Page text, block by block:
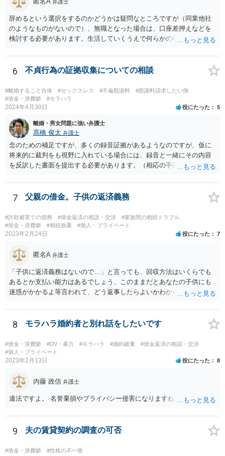
弁護士
辞めるという選択をするのかどうかは疑問なところですが（同業他社
のようなものがないので）、無職となった場合は、口座差押えなどを
検討する必要があります。生活していくうえで何らかの収入を得る必
6 不貞行為の証拠収集についての相談
#離婚すること自体 #セックスレス #不倫慰謝料
#慰謝料請求したい側
#借金・浪費癖
#モラハラ
2024年4月30日 役にたった 5
離婚・男女問題に強い弁護士
髙橋 俊太 弁護士
念のための補足ですが、多くの録音証拠があるようなのですが、仮に
将来的に裁判をも視野に入れている場合には、録音と一緒にその内容
を反訳した書面を提出する必要があります。（相応の手間と費用がか
るような合理的説明が必要とはなりますので、そのようなことが十分
に可能かどうかについて、一度は弁護士に直接相談なさった方がよい
回数なども含め）認めて自白するような場合には、貴方において立証
する必要はなくなります。
7 父親の借金。子供の返済義務
#詐欺被害での債務 #借金返済の相談・交渉
#家族間の相続トラブル
#借金・浪費癖
#相続放棄 #個人・プライベート
2023年2月24日 役にたった 7
匿名A 弁護士
「子供に返済義務はないので…」と言っても、回収方法はいくらでも
あるとか支払い能力はあるでしょう、このままだとあなたの子供にも
迷惑がかかるよ等言われて、どう返事したらよいかわからず、お金を
るので… 無視です。 電話も手紙も拒否でよいです。 しつこければ警
察に相談（詐欺の方で無く脅されていると相談）でよいです。
8 モラハラ婚約者と別れ話をしたいです
#借金・浪費癖 #DV・暴力 #モラハラ #婚約破棄
#借金返済の相談・交渉
#個人・プライベート
2023年2月13日 役にたった 8
内藤 政信 弁護士
違法ですよ。 名誉棄損やプライバシー侵害になりますね。
9 夫の賃貸契約の調査の可否
#借金・浪費癖 #性格の不一致